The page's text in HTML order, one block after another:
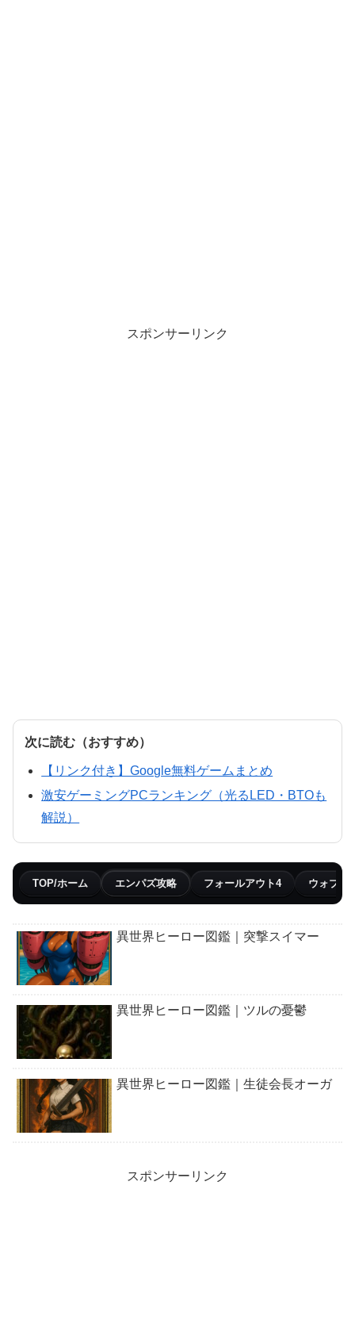
スポンサーリンク
次に読む（おすすめ）
【リンク付き】Google無料ゲームまとめ
激安ゲーミングPCランキング（光るLED・BTOも
解説）
TOP/ホーム エンパズ攻略 フォールアウト4 ウォブリ
異世界ヒーロー図鑑｜突撃スイマー
異世界ヒーロー図鑑｜ツルの憂鬱
異世界ヒーロー図鑑｜生徒会長オーガ
スポンサーリンク